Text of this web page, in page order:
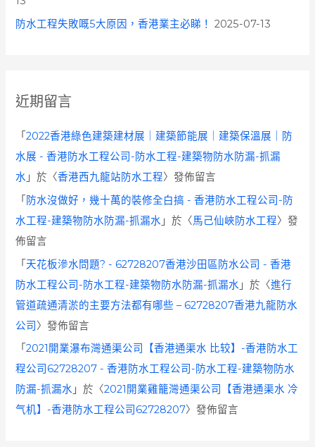
防水工程失敗嘅5大原因，香港業主必睇！
2025-07-13
近期留言
「2022香港綠色建築建材展｜建築節能展｜建築保溫展｜防
水展 - 香港防水工程公司-防水工程-建築物防水防漏-抓漏
水 」於〈香港西九龍站防水工程〉發佈留言
「 防水沒做好，幾十萬的裝修全白搞 - 香港防水工程公司-防
水工程-建築物防水防漏-抓漏水 」於〈馬己仙峽防水工程〉發
佈留言
「 天花板滲水問題? - 62728207香港沙田區防水公司 - 香港
防水工程公司-防水工程-建築物防水防漏-抓漏水 」於〈進行
管道疏通清淤的主要方法都有哪些 – 62728207香港九龍防水
公司 〉發佈留言
「2021開業瀑布灣通渠公司【香港通渠水 比较】-香港防水工
程公司62728207 - 香港防水工程公司-防水工程-建築物防水
防漏-抓漏水 」於〈2021開業雞籠灣通渠公司【香港通渠水 冷
气机】-香港防水工程公司62728207〉發佈留言